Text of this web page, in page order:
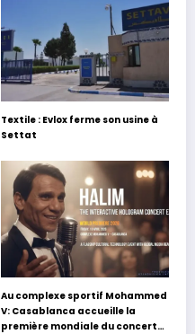
Textile : Evlox ferme son usine à
Settat
Au complexe sportif Mohammed
V: Casablanca accueille la
première mondiale du concert